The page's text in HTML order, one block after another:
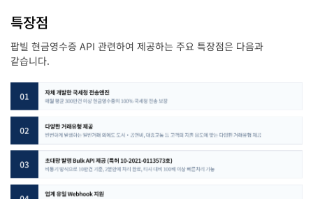
특장점
팝빌 현금영수증 API 관련하여 제공하는 주요 특장점은 다음과
같습니다.